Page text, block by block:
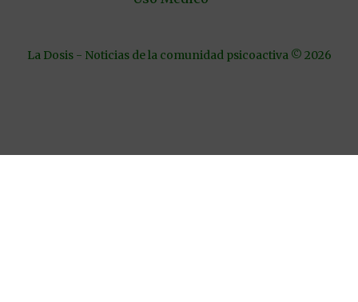
La Dosis - Noticias de la comunidad psicoactiva © 2026